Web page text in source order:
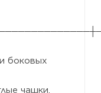
боковых
чашки,